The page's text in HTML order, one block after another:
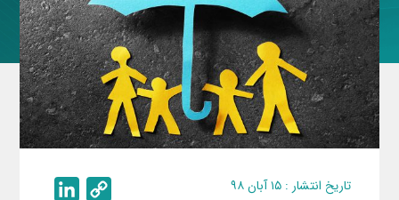
تاریخ انتشار : ۱۵ آبان ۹۸